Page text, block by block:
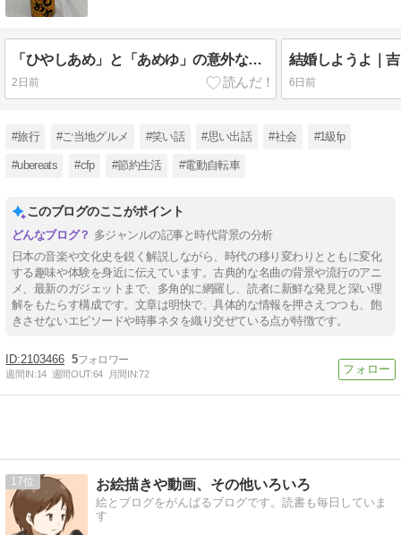
「ひやしあめ」と「あめゆ」の意外な関係｜サンガリア自販機で知った驚きの事実
2日前 6日前
#旅行 #ご当地グルメ #笑い話 #思い出話 #社会 #1級fp
#ubereats #cfp #節約生活 #電動自転車
このブログのここがポイント
多ジャンルの記事と時代背景の分析
日本の音楽や文化史を鋭く解説しながら、時代の移り変わりとともに変化
する趣味や体験を身近に伝えています。古典的な名曲の背景や流行のアニ
メ、最新のガジェットまで、多角的に網羅し、読者に新鮮な発見と深い理
解をもたらす構成です。文章は明快で、具体的な情報を押さえつつも、飽
きさせないエピソードや時事ネタを織り交ぜている点が特徴です。
2103466 5
週間IN:14 週間OUT:64 月間IN:72
17 お絵描きや動画、その他いろいろ
絵とブログをがんばるブログです。読書も毎日していま
す